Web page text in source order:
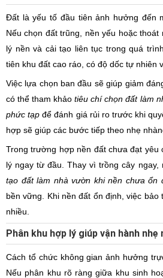
Đất là yếu tố đầu tiên ảnh hưởng đến
Nếu chọn đất trũng, nền yếu hoặc
lý nền và cải tạo liên tục trong quá
tiên khu đất cao ráo, có độ dốc tự nhiên
Việc lựa chọn ban đầu sẽ giúp giảm
có thể tham khảotiêu chí chọn đất làm
phức tạp để đánh giá rủi ro trước khi
hợp sẽ giúp các bước tiếp theo nhẹ
Trong trường hợp nền đất chưa đạt yêu
lý ngay từ đầu. Thay vì trồng cây ngay,
tạo đất làm nhà vườn khi nền chưa ổn
bền vững. Khi nền đất ổn định, việc
nhiều.
Phân khu hợp lý giúp vận hành nhẹ
Cách tổ chức không gian ảnh hưởng
Nếu phân khu rõ ràng giữa khu sinh